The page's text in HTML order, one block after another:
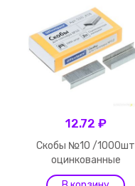
12.72 ₽
Скобы №10 /1000шт
оцинкованные